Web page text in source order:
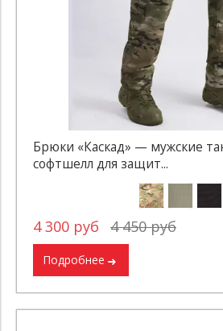
Брюки «Каскад» — мужские
софтшелл для защит...
4 300 руб 4 450 руб
Подробнее